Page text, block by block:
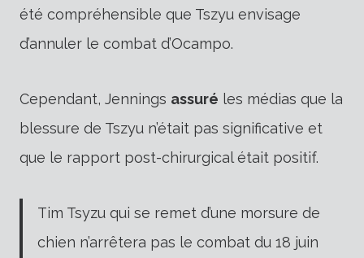
été compréhensible que Tszyu envisage
d’annuler le combat d’Ocampo.
Cependant, Jennings assuré les médias que la
blessure de Tszyu n’était pas significative et
que le rapport post-chirurgical était positif.
Tim Tsyzu qui se remet d’une morsure de
chien n’arrêtera pas le combat du 18 juin